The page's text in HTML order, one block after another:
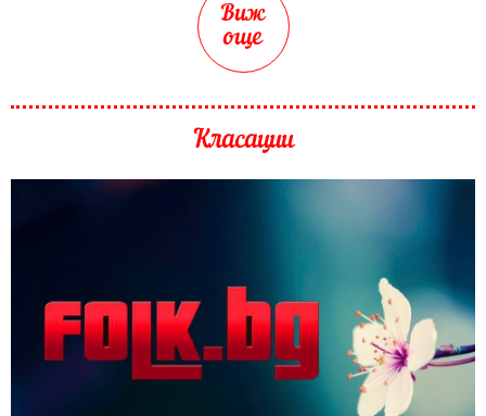
Виж
още
Класации